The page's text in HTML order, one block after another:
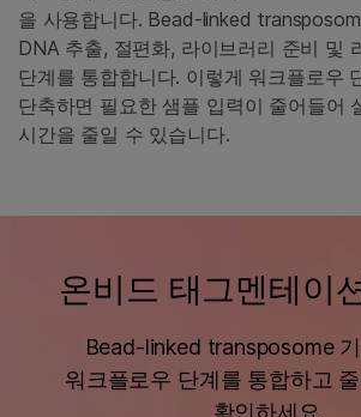
을 사용합니다. Bead-linked
DNA 추출, 절편화, 라이브러리 준비 및
단계를 통합합니다. 이렇게 워크플로우
단축하면 필요한 샘플 입력이 줄어들어
시간을 줄일 수 있습니다.
온비드 태그멘테이
Bead-linked transposome
워크플로우 단계를 통합하고
확인하세요.